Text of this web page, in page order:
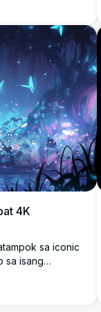
nag-aalok
at mobile
4K
sa iconic
sa isang
ng